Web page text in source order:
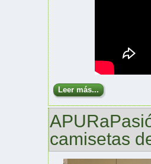
Leer más...
camisetas